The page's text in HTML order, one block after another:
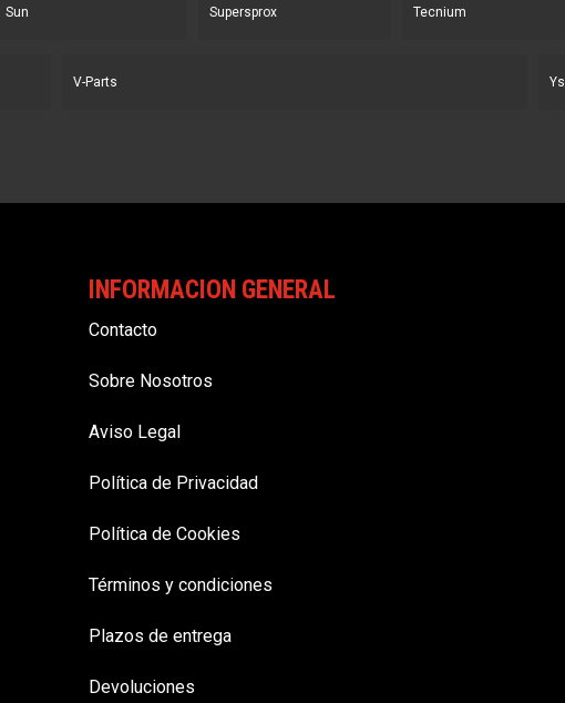
Sun Supersprox Tecnium
V-Parts
INFORMACION GENERAL
Contacto
Sobre Nosotros
Aviso Legal
Política de Privacidad
Política de Cookies
Términos y condiciones
Plazos de entrega
Devoluciones